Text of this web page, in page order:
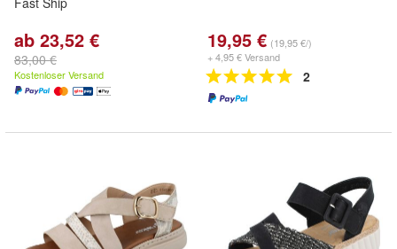
ab 23,52 €
83,00 €
Kostenloser Versand
19,95 € (19,95 €/)
+ 4,95 € Versand
2